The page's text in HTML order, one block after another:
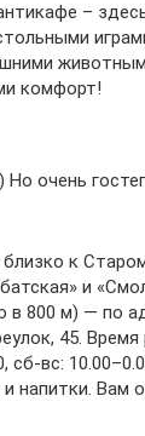
–
комфорт!
очень
к
и
в 800 м) — по
45. Время
сб-вс:
напитки. Вам